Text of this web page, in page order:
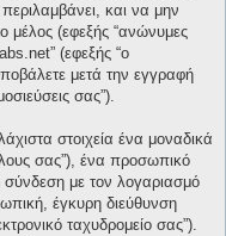
και να μην
μέλος (εφεξής “ανώνυμες
(εφεξής “ο
μετά την εγγραφή
σας”).
στοιχεία ένα μοναδικά
σας”), ένα προσωπικό
σύνδεση με τον λογαριασμό
έγκυρη διεύθυνση
ταχυδρομείο σας”).